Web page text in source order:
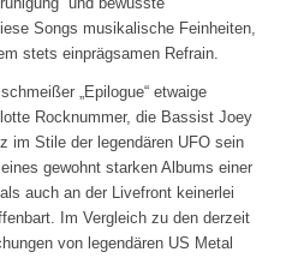
Songs musikalische Feinheiten,
stets einprägsamen Refrain.
„Epilogue“ etwaige
Rocknummer, die Bassist Joey
im Stile der legendären UFO sein
gewohnt starken Albums einer
auch an der Livefront keinerlei
Im Vergleich zu den derzeit
von legendären US Metal